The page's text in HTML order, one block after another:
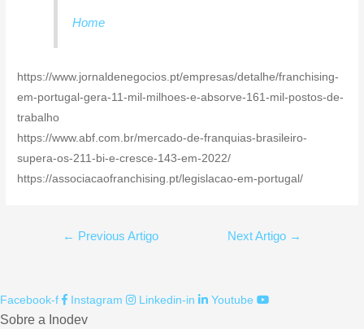
Home
https://www.jornaldenegocios.pt/empresas/detalhe/franchising-
em-portugal-gera-11-mil-milhoes-e-absorve-161-mil-postos-de-
trabalho
https://www.abf.com.br/mercado-de-franquias-brasileiro-
supera-os-211-bi-e-cresce-143-em-2022/
https://associacaofranchising.pt/legislacao-em-portugal/
Navegação
← Previous Artigo Next Artigo →
Facebook-f Instagram Linkedin-in Youtube
Sobre a Inodev